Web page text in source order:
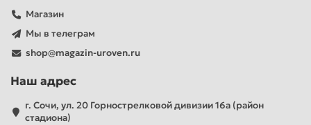
Магазин
Мы в телеграм
shop@magazin-uroven.ru
Наш адрес
г. Сочи, ул. 20 Горнострелковой дивизии 16а (район
стадиона)